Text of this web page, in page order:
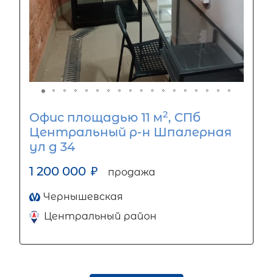
Офис площадью 11 м2, СПб
Центральный р-н Шпалерная
ул д 34
1 200 000 ₽ продажа
Чернышевская
Центральный район